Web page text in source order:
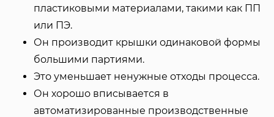
пластиковыми материалами, такими как ПП
или ПЭ.
Он производит крышки одинаковой формы
большими партиями.
Это уменьшает ненужные отходы процесса.
Он хорошо вписывается в
автоматизированные производственные